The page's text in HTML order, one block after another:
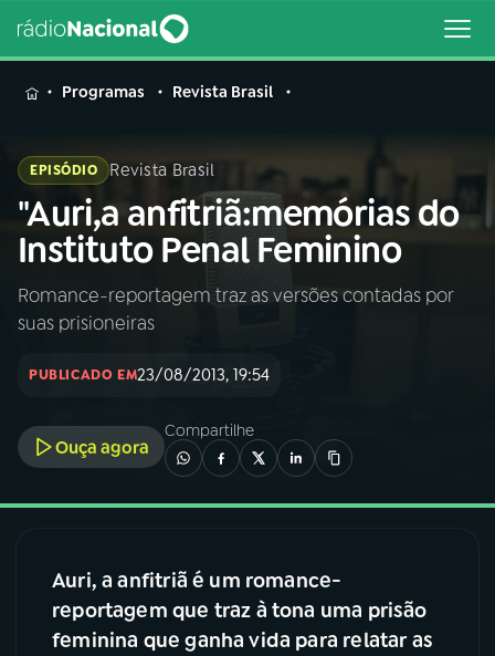
MENU
Buscar
na
Rádio
Nacional
Buscar
04PROGRAMAS
Programas Revista Brasil
EPISÓDIO Revista Brasil
"Auri,a anfitriã:memórias do
Instituto Penal Feminino
Romance-reportagem traz as versões contadas por
suas prisioneiras
PUBLICADO EM23/08/2013, 19:54
Ouça agora
Compartilhe
Auri, a anfitriã é um romance-
reportagem que traz à tona uma prisão
feminina que ganha vida para relatar as